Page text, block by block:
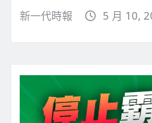
新一代時報 5 月 10,